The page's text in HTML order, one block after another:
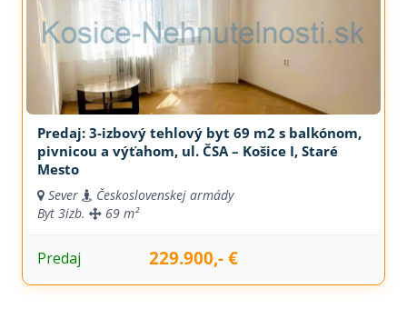
Predaj: 3-izbový tehlový byt 69 m2 s balkónom,
pivnicou a výťahom, ul. ČSA – Košice I, Staré
Mesto
Sever
Československej armády
Byt 3izb. 69 m²
Predaj 229.900,- €